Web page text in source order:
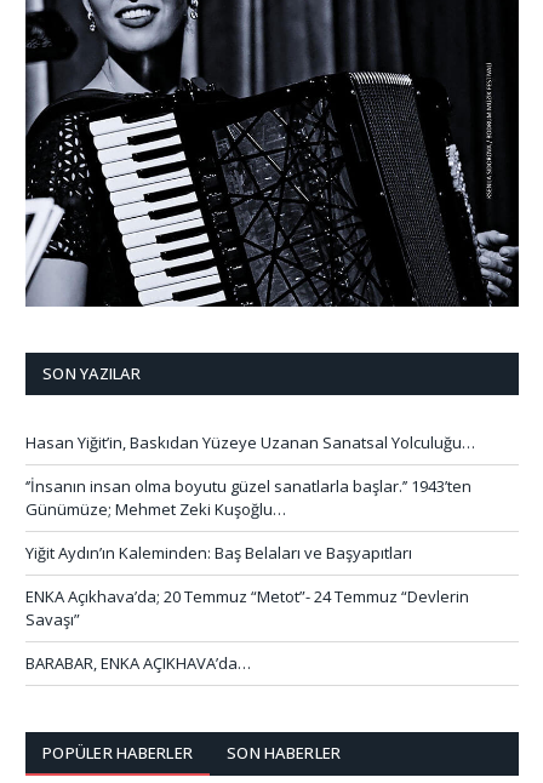
SON YAZILAR
Hasan Yiğit’in, Baskıdan Yüzeye Uzanan Sanatsal Yolculuğu…
‘’İnsanın insan olma boyutu güzel sanatlarla başlar.’’ 1943’ten
Günümüze; Mehmet Zeki Kuşoğlu…
Yiğit Aydın’ın Kaleminden: Baş Belaları ve Başyapıtları
ENKA Açıkhava’da; 20 Temmuz “Metot”- 24 Temmuz “Devlerin
Savaşı”
BARABAR, ENKA AÇIKHAVA’da…
POPÜLER HABERLER SON HABERLER